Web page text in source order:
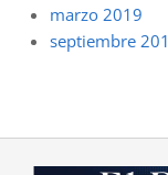
marzo 2019
septiembre